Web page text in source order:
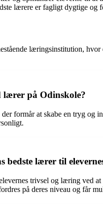
lærere er fagligt dygtige og
læringsinstitution,
lærer på Odinskole?
formår at skabe en tryg og
bedste lærer til
trivsel og læring ved
på deres niveau og får